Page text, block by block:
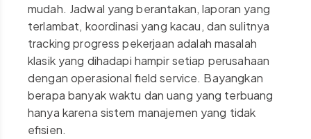
mudah. Jadwal yang berantakan, laporan yang
terlambat, koordinasi yang kacau, dan sulitnya
tracking progress pekerjaan adalah masalah
klasik yang dihadapi hampir setiap perusahaan
dengan operasional field service. Bayangkan
berapa banyak waktu dan uang yang terbuang
hanya karena sistem manajemen yang tidak
efisien.